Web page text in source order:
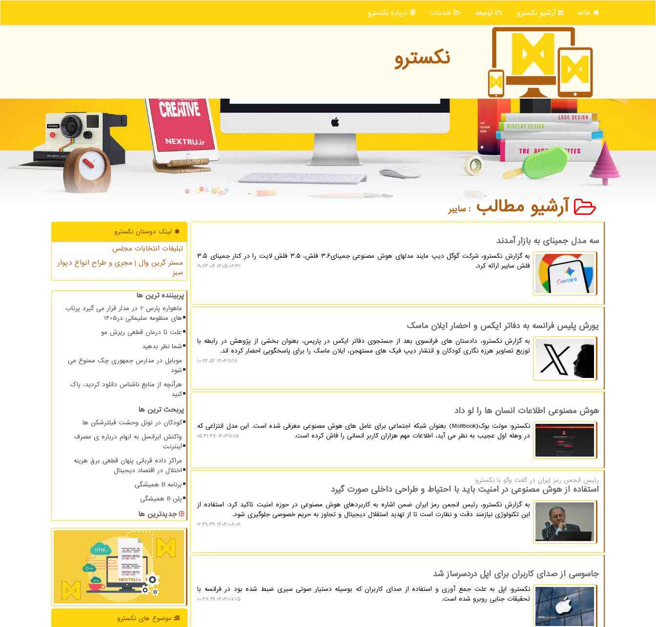
خانه آرشیو نكسترو توسعه خدمات درباره نكسترو
نكسترو
آرشیو مطالب : سایبر
سه مدل جمینای به بازار آمدند
به گزارش نکسترو، شرکت گوگل دیپ مایند مدلهای هوش مصنوعی جمینای۳.۶ فلش، ۳.۵ فلش لایت را در کنار جمینای ۳.۵
فلش سایبر ارائه کرد.
۱۴۰۵/۰۴/۳۱ ۱۹:۲۳:۰۴
یورش پلیس فرانسه به دفاتر ایکس و احضار ایلان ماسک
به گزارش نکسترو، دادستان های فرانسوی بعد از جستجوی دفاتر ایکس در پاریس، بعنوان بخشی از پژوهش در رابطه با
توزیع تصاویر هرزه نگاری کودکان و انتشار دیپ فیک های مستهجن، ایلان ماسک را برای پاسخگویی احضار کرده اند.
۱۴۰۴/۱۱/۱۸ ۱۰:۲۴:۵۲
هوش مصنوعی اطلاعات انسان ها را لو داد
نکسترو: مولت بوک(Moltbook) بعنوان شبکه اجتماعی برای عامل های هوش مصنوعی معرفی شده است. این مدل انتزاعی که
در وهله اول عجیب به نظر می آید، اطلاعات مهم هزاران کاربر انسانی را فاش کرده است.
۱۴۰۴/۱۱/۱۵ ۱۵:۳۱:۳۶
رئیس انجمن رمز ایران در گفت وگو با نكسترو:
استفاده از هوش مصنوعی در امنیت باید با احتیاط و طراحی داخلی صورت گیرد
به گزارش نکسترو، رئیس انجمن رمز ایران ضمن اشاره به کاربردهای هوش مصنوعی در حوزه امنیت تاکید کرد: استفاده از
این تکنولوژی نیازمند دقت و نظارت است تا از تهدید استقلال دیجیتال و تجاوز به حریم خصوصی جلوگیری شود.
۱۴۰۴/۰۸/۰۹ ۱۲:۴۹:۳۹
جاسوسی از صدای کاربران برای اپل دردسرساز شد
نکسترو: اپل به علت جمع آوری و استفاده از صدای کاربران که بوسیله دستیار صوتی سیری ضبط شده بود در فرانسه با
تحقیقات جنایی روبرو شده است.
۱۴۰۴/۰۷/۱۵ ۱۰:۴۸:۲۹
لینک دوستان نكسترو
تبلیغات انتخابات مجلس
مستر گرین وال | مجری و طراح انواع دیوار
سبز
پربیننده ترین ها
ماهواره پارس 2 در مدار قرار می گیرد پرتاب
های منظومه سلیمانی در1405
علت تا درمان قطعی ریزش مو
شما نظر بدهید
موبایل در مدارس جمهوری چک ممنوع می
شود
هرآنچه از منابع ناشناس دانلود کردید، پاک
کنید
پربحث ترین ها
کودکان در تونل وحشت فیلترشکن ها
واکنش ایرانسل به ابهام درباره ی مصرف
اینترنت
مراکز داده قربانی پنهان قطعی برق هزینه
اختلال در اقتصاد دیجیتال
برنامه B همیشگی
پلن B همیشگی
جدیدترین ها
موضوع های نكسترو